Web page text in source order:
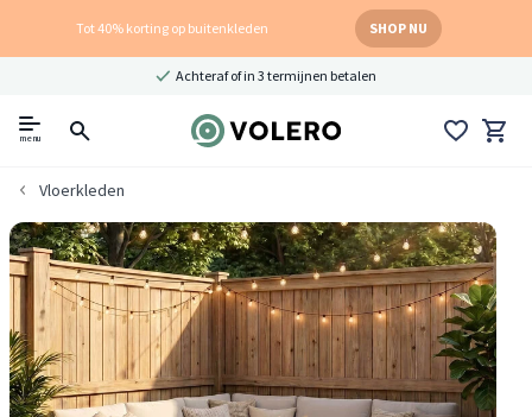
Tot 40% korting op buitenkleden SHOP NU
Achteraf of in 3 termijnen betalen
menu
Vloerkleden